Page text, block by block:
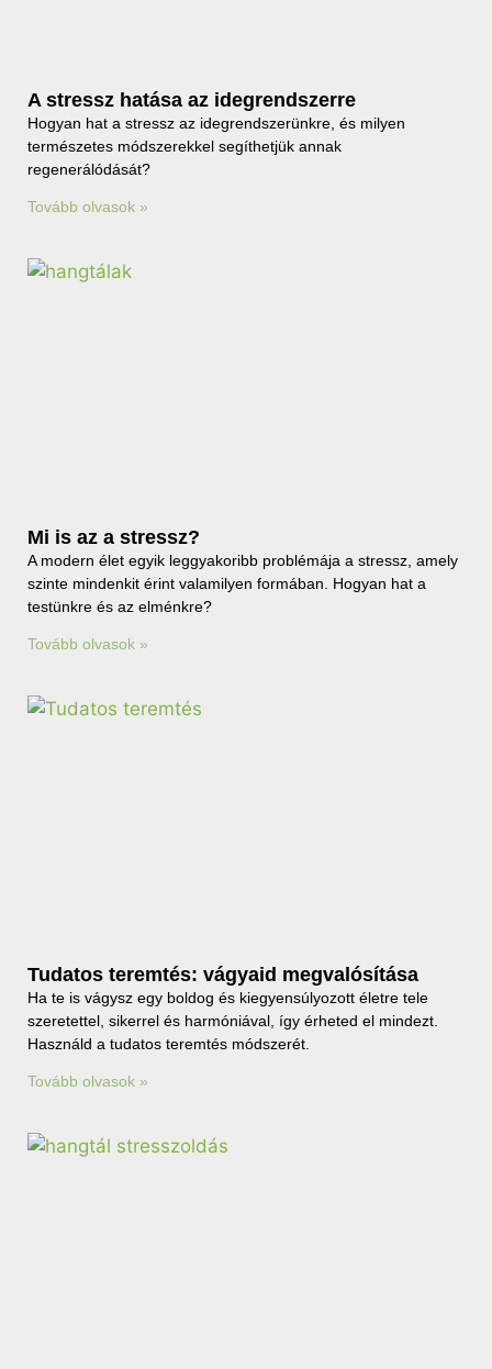
A stressz hatása az idegrendszerre
Hogyan hat a stressz az idegrendszerünkre, és milyen
természetes módszerekkel segíthetjük annak
regenerálódását?
Tovább olvasok »
Mi is az a stressz?
A modern élet egyik leggyakoribb problémája a stressz, amely
szinte mindenkit érint valamilyen formában. Hogyan hat a
testünkre és az elménkre?
Tovább olvasok »
Tudatos teremtés: vágyaid megvalósítása
Ha te is vágysz egy boldog és kiegyensúlyozott életre tele
szeretettel, sikerrel és harmóniával, így érheted el mindezt.
Használd a tudatos teremtés módszerét.
Tovább olvasok »